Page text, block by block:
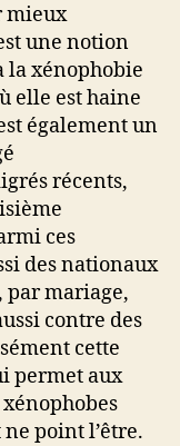
mieux
une notion
la xénophobie
elle est haine
également un
récents,
ces
des nationaux
par mariage,
contre des
cette
permet aux
point l’être.